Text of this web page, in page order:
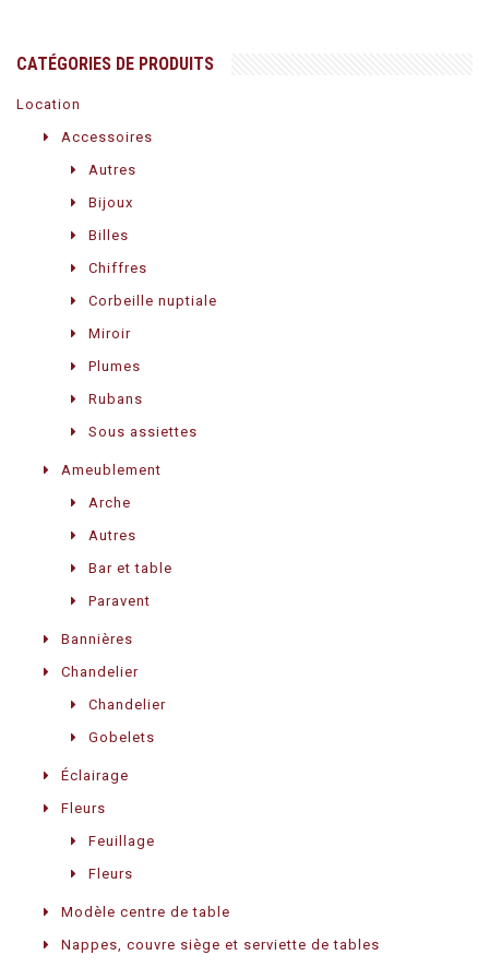
CATÉGORIES DE PRODUITS
Location
Accessoires
Autres
Bijoux
Billes
Chiffres
Corbeille nuptiale
Miroir
Plumes
Rubans
Sous assiettes
Ameublement
Arche
Autres
Bar et table
Paravent
Bannières
Chandelier
Chandelier
Gobelets
Éclairage
Fleurs
Feuillage
Fleurs
Modèle centre de table
Nappes, couvre siège et serviette de tables